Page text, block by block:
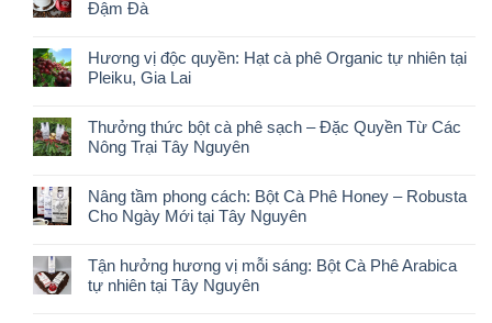
Đậm Đà
Hương vị độc quyền: Hạt cà phê Organic tự nhiên tại
Pleiku, Gia Lai
Thưởng thức bột cà phê sạch – Đặc Quyền Từ Các
Nông Trại Tây Nguyên
Nâng tầm phong cách: Bột Cà Phê Honey – Robusta
Cho Ngày Mới tại Tây Nguyên
Tận hưởng hương vị mỗi sáng: Bột Cà Phê Arabica
tự nhiên tại Tây Nguyên